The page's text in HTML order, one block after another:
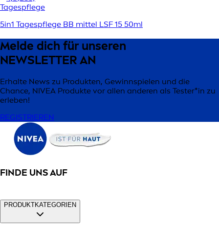
Tagespflege
5in1 Tagespflege BB mittel LSF 15 50ml
Melde dich für unseren
NEWSLETTER AN
Erhalte News zu Produkten, Gewinnspielen und die
Chance, NIVEA Produkte vor allen anderen als Tester*in zu
erleben!
REGISTRIEREN
FINDE UNS AUF
PRODUKTKATEGORIEN